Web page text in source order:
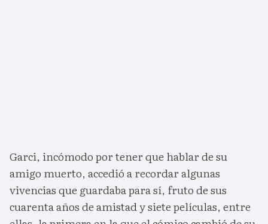
Garci, incómodo por tener que hablar de su
amigo muerto, accedió a recordar algunas
vivencias que guardaba para sí, fruto de sus
cuarenta años de amistad y siete películas, entre